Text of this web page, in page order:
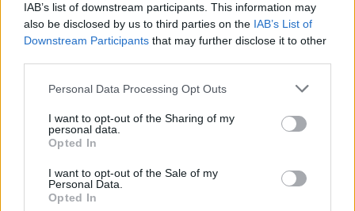
IAB’s list of downstream participants. This information may
also be disclosed by us to third parties on the IAB’s List of
Downstream Participants that may further disclose it to other
Please note that this website/app uses one or more Google
not limited to your visit or usage behaviour. You may click to
grant or deny consent to Google and its third-party tags to
use your data for below specified purposes in below Google
consent section.
Personal Data Processing Opt Outs
I want to opt-out of the Sharing of my
personal data.
Opted In
I want to opt-out of the Sale of my
Personal Data.
Opted In
Laut Gesetz wird es künftig verboten sein, in Ungarn
Versammlungen abzuhalten, die angeblich das Recht eines
Kindes auf körperliche, geistige, emotionale und moralische
Darstellung von Homosexualität als Kinderschutzanliegen
gilt, behauptet die Regierung, dass die Gesetzgebung eine
Grundlage für das Verbot von Pride-Paraden bieten könnte.
Der neu verabschiedete Vorschlag, der das
gegen die Bestimmungen des Kinderschutzgesetzes
verstoßen. Außerdem sieht er die Bestrafung nicht nur
derjenigen vor, die eine verbotene Versammlung organisieren,